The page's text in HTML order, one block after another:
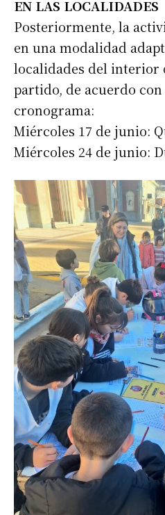
Suscribirme gratis
Dirección de correo
Nombre
Apellidos
Número de teléfono
EN LAS LOCALIDADES
Posteriormente, la
en una modalidad
localidades del interior
partido, de acuerdo
cronograma:
Miércoles 17 de junio:
Miércoles 24 de junio: